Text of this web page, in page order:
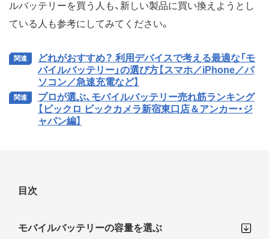
ルバッテリーを買う人も、新しい製品に買い換えようとし
ている人も参考にしてみてください。
どれがおすすめ？ 利用デバイスで考える最適な「モ
バイルバッテリー」の選び方【スマホ／iPhone／パ
ソコン／急速充電など】
プロが選ぶ、モバイルバッテリー売れ筋ランキング
【ビックロ ビックカメラ新宿東口店＆アンカー・ジ
ャパン編】
目次
モバイルバッテリーの容量を選ぶ